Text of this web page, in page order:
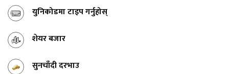
युनिकोडमा टाइप गर्नुहोस्
शेयर बजार
सुनचाँदी दरभाउ